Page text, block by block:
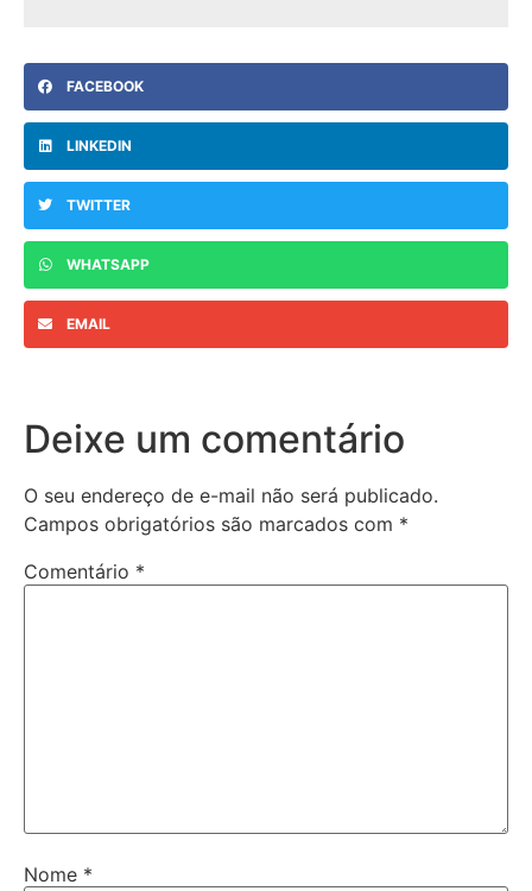
FACEBOOK
LINKEDIN
TWITTER
WHATSAPP
EMAIL
Deixe um comentário
O seu endereço de e-mail não será publicado.
Campos obrigatórios são marcados com *
Comentário *
Nome *